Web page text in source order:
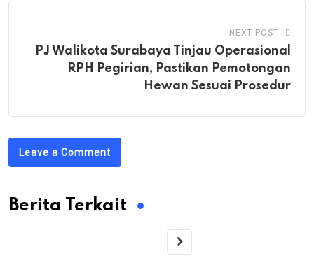
NEXT POST
PJ Walikota Surabaya Tinjau Operasional
RPH Pegirian, Pastikan Pemotongan
Hewan Sesuai Prosedur
Leave a Comment
Berita Terkait